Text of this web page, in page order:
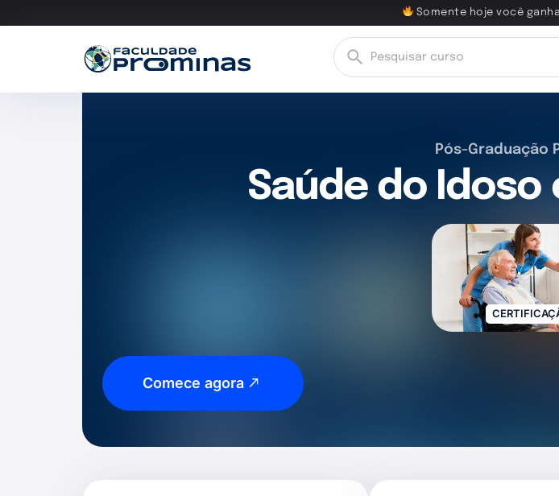
Somente hoje você
Pós-Graduação
Saúde do
Comece agora